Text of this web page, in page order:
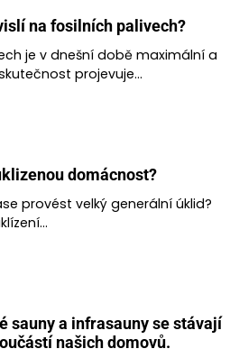
na fosilních palivech?
je v dnešní době maximální a
projevuje…
domácnost?
provést velký generální úklid?
sauny a infrasauny se stávají
našich domovů.